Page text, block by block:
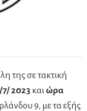
της σε τακτική
2023 και ώρα
9, με τα εξής